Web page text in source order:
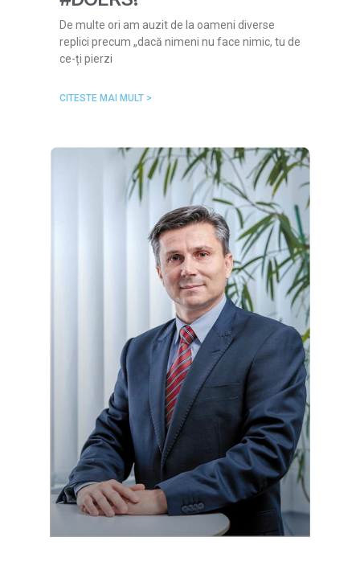
De multe ori am auzit de la oameni diverse
replici precum „dacă nimeni nu face nimic, tu de
ce-ți pierzi
CITESTE MAI MULT >